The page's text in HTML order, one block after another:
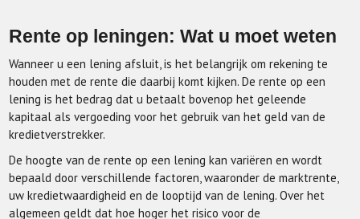
Rente op leningen: Wat u moet weten
Wanneer u een lening afsluit, is het belangrijk om rekening te
houden met de rente die daarbij komt kijken. De rente op een
lening is het bedrag dat u betaalt bovenop het geleende
kapitaal als vergoeding voor het gebruik van het geld van de
kredietverstrekker.
De hoogte van de rente op een lening kan variëren en wordt
bepaald door verschillende factoren, waaronder de marktrente,
uw kredietwaardigheid en de looptijd van de lening. Over het
algemeen geldt dat hoe hoger het risico voor de